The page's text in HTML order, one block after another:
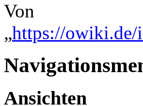
Von
„https://owiki.de/
Ansichten